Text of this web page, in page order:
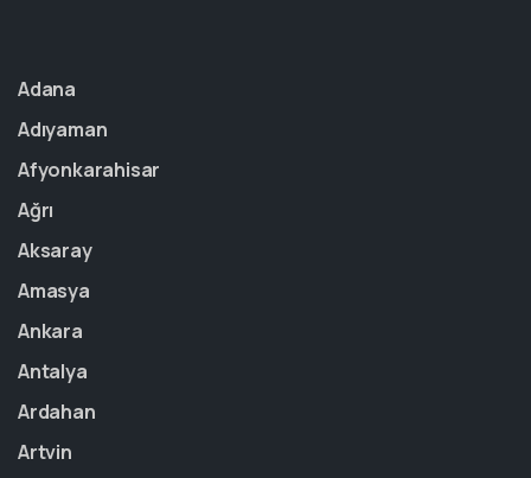
Adana
Adıyaman
Afyonkarahisar
Ağrı
Aksaray
Amasya
Ankara
Antalya
Ardahan
Artvin